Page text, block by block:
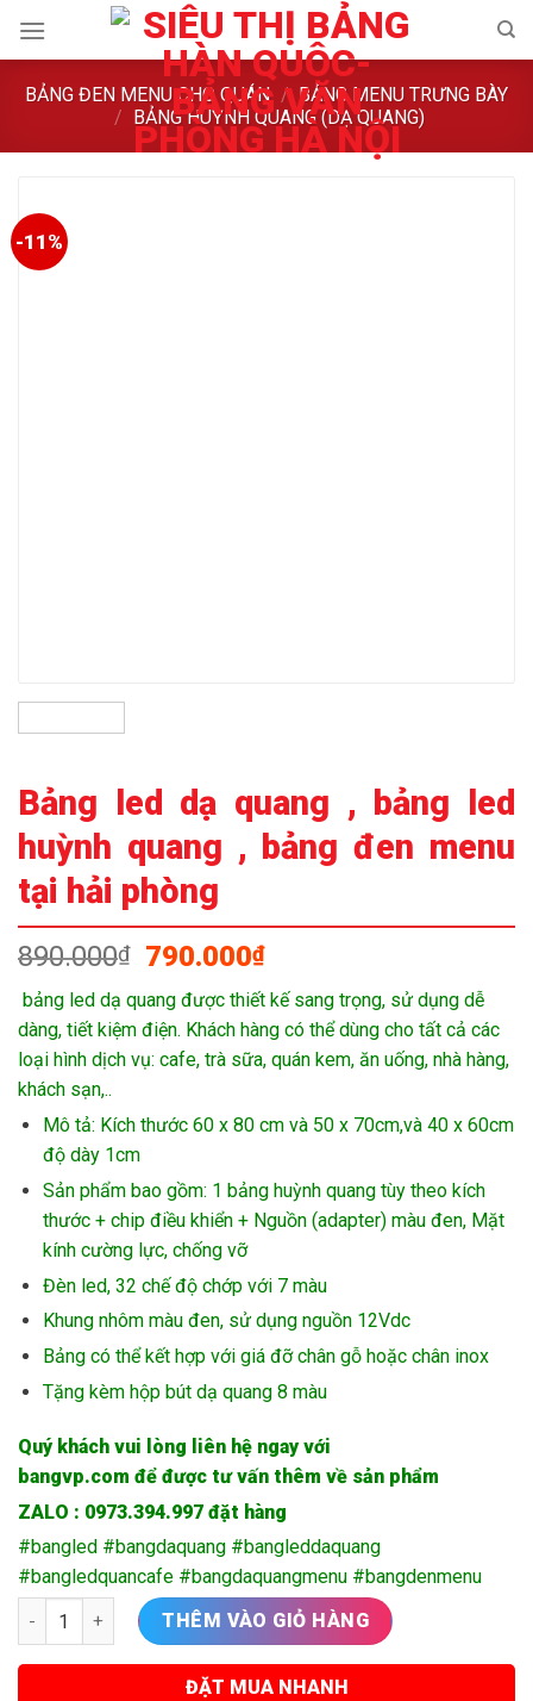
BẢNG ĐEN MENU CHO QUÁN / BẢNG MENU TRƯNG BÀY
/ BẢNG HUỲNH QUANG (DẠ QUANG)
-11%
Bảng led dạ quang , bảng led
huỳnh quang , bảng đen menu
tại hải phòng
890.000₫
Giá
gốc
là:
890.000₫.
790.000₫Giá
hiện
tại
là:
790.000₫.
bảng led dạ quang được thiết kế sang trọng, sử dụng dễ
dàng, tiết kiệm điện. Khách hàng có thể dùng cho tất cả các
loại hình dịch vụ: cafe, trà sữa, quán kem, ăn uống, nhà hàng,
khách sạn,..
Mô tả: Kích thước 60 x 80 cm và 50 x 70cm,và 40 x 60cm
độ dày 1cm
Sản phẩm bao gồm: 1 bảng huỳnh quang tùy theo kích
thước + chip điều khiển + Nguồn (adapter) màu đen, Mặt
kính cường lực, chống vỡ
Đèn led, 32 chế độ chớp với 7 màu
Khung nhôm màu đen, sử dụng nguồn 12Vdc
Bảng có thể kết hợp với giá đỡ chân gỗ hoặc chân inox
Tặng kèm hộp bút dạ quang 8 màu
Quý khách vui lòng liên hệ ngay với
bangvp.com để được tưvấn thêm về sản phẩm
ZALO : 0973.394.997 đặt hàng
#bangled #bangdaquang #bangleddaquang
#bangledquancafe #bangdaquangmenu #bangdenmenu
Bảng led dạ quang , bảng led huỳnh quang , bảng đen menu
THÊM VÀO GIỎ HÀNG
ĐẶT MUA NHANH